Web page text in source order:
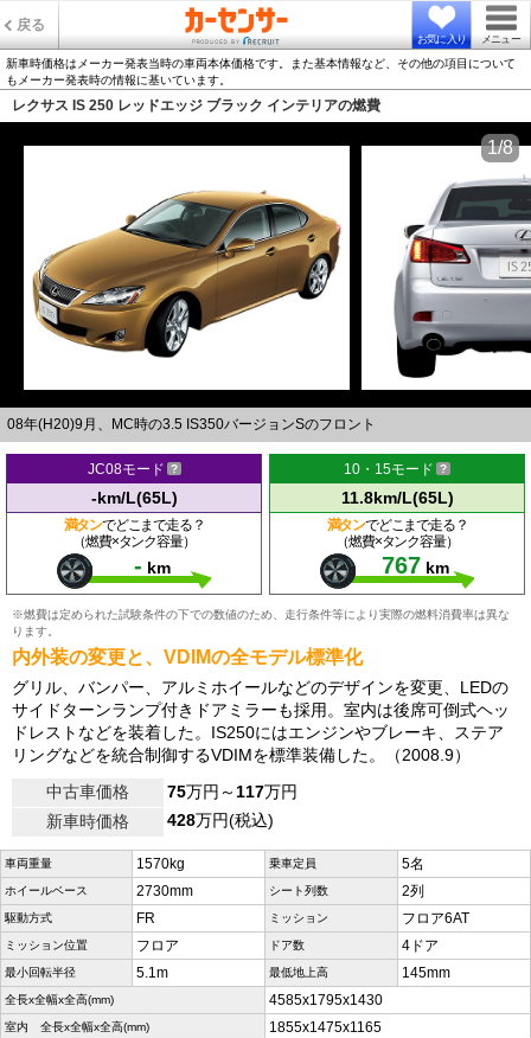
戻る
お気に入り メニュー
新車時価格はメーカー発表当時の車両本体価格です。また基本情報など、その他の項目について
もメーカー発表時の情報に基いています。
レクサス IS 250 レッドエッジ ブラック インテリアの燃費
08年(H20)9月、MC時の3.5 IS350バージョンSのフロント
1/8
JC08モード
-km/L(65L)
満タンでどこまで走る？
（燃費×タンク容量）
- km
10・15モード
11.8km/L(65L)
満タンでどこまで走る？
（燃費×タンク容量）
767 km
※燃費は定められた試験条件の下での数値のため、走行条件等により実際の燃料消費率は異な
ります。
内外装の変更と、VDIMの全モデル標準化
グリル、バンパー、アルミホイールなどのデザインを変更、LEDの
サイドターンランプ付きドアミラーも採用。室内は後席可倒式ヘッ
ドレストなどを装着した。IS250にはエンジンやブレーキ、ステア
リングなどを統合制御するVDIMを標準装備した。（2008.9）
中古車価格
75万円～117万円
新車時価格
428万円(税込)
車両重量 1570kg 乗車定員 5名
ホイールベース 2730mm シート列数 2列
駆動方式 FR ミッション フロア6AT
ミッション位置 フロア ドア数 4ドア
最小回転半径 5.1m 最低地上高 145mm
全長x全幅x全高(mm) 4585x1795x1430
室内 全長x全幅x全高(mm) 1855x1475x1165